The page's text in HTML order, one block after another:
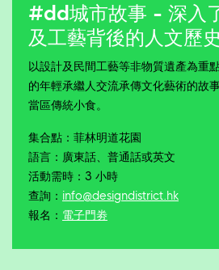
#dd城市故事 - 深入
及工藝背後的人文歷
以設計及民間工藝等非物質遺產為重
的年輕承繼人交流承傳文化藝術的故
當區傳統小食。
集合點：菲林明道花園
語言：廣東話、普通話或英文
活動需時：3 小時
查詢： info@designdistrict.hk
報名： 電子門劵